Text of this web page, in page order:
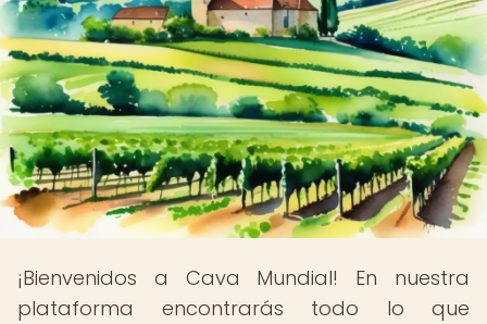
¡Bienvenidos a Cava Mundial! En nuestra
plataforma encontrarás todo lo que